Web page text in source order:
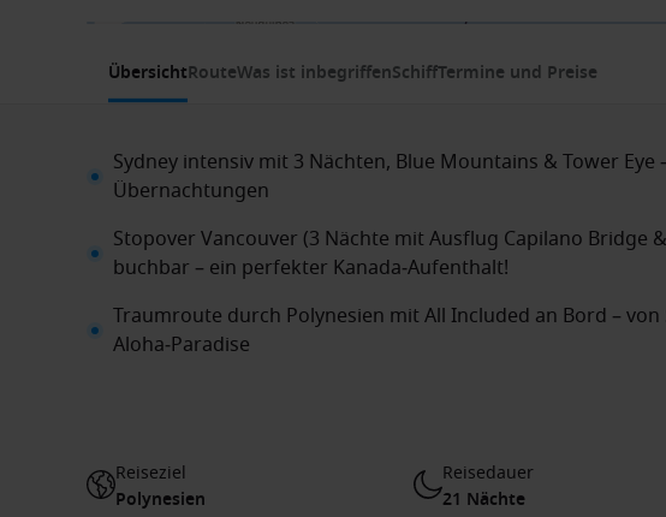
ÜbersichtRouteWas ist inbegriffenSchiffTermine und Preise
Sydney intensiv mit 3 Nächten, Blue Mountains & Tower Eye
Übernachtungen
Stopover Vancouver (3 Nächte mit Ausflug Capilano Bridge
buchbar – ein perfekter Kanada‑Aufenthalt!
Traumroute durch Polynesien mit All Included an Bord – von
Aloha‑Paradise
Reiseziel
Polynesien
Reisedauer
21 Nächte